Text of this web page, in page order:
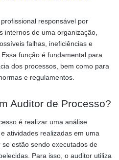
responsável por
internos de uma organização,
falhas, ineficiências e
. Essa função é fundamental para
dos processos, bem como para
e regulamentos.
Auditor de Processo?
é realizar uma análise
atividades realizadas em uma
estão sendo executados de
Para isso, o auditor utiliza